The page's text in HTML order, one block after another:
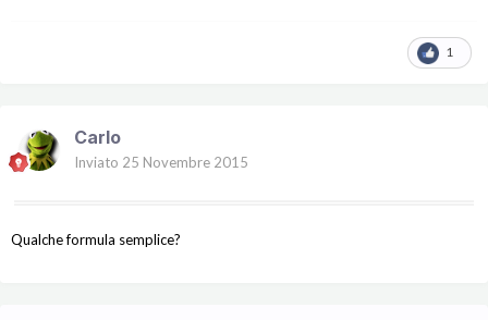
1
Carlo
Inviato 25 Novembre 2015
Qualche formula semplice?